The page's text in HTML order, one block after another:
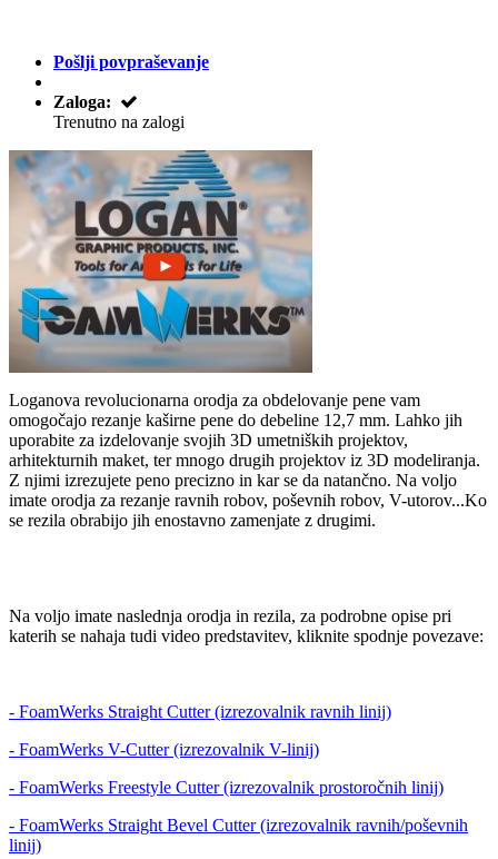
Pošlji povpraševanje
Zaloga:
Trenutno na zalogi
Loganova revolucionarna orodja za obdelovanje pene vam
omogočajo rezanje kaširne pene do debeline 12,7 mm. Lahko jih
uporabite za izdelovanje svojih 3D umetniških projektov,
arhitekturnih maket, ter mnogo drugih projektov iz 3D modeliranja.
Z njimi izrezujete peno precizno in kar se da natančno. Na voljo
imate orodja za rezanje ravnih robov, poševnih robov, V-utorov...Ko
se rezila obrabijo jih enostavno zamenjate z drugimi.
Na voljo imate naslednja orodja in rezila, za podrobne opise pri
katerih se nahaja tudi video predstavitev, kliknite spodnje povezave:
- FoamWerks Straight Cutter (izrezovalnik ravnih linij)
- FoamWerks V-Cutter (izrezovalnik V-linij)
- FoamWerks Freestyle Cutter (izrezovalnik prostoročnih linij)
- FoamWerks Straight Bevel Cutter (izrezovalnik ravnih/poševnih
linij)